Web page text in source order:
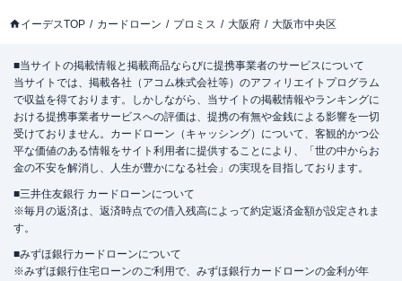
イーデスTOP カードローン プロミス 大阪府 大阪市中央区
■当サイトの掲載情報と掲載商品ならびに提携事業者のサービスについて
当サイトでは、掲載各社（アコム株式会社等）のアフィリエイトプログラム
で収益を得ております。しかしながら、当サイトの掲載情報やランキングに
おける提携事業者サービスへの評価は、提携の有無や金銭による影響を一切
受けておりません。カードローン（キャッシング）について、客観的かつ公
平な価値のある情報をサイト利用者に提供することにより、「世の中からお
金の不安を解消し、人生が豊かになる社会」の実現を目指しております。
■三井住友銀行 カードローンについて
※毎月の返済は、返済時点での借入残高によって約定返済金額が設定されま
す。
■みずほ銀行カードローンについて
※みずほ銀行住宅ローンのご利用で、みずほ銀行カードローンの金利が年